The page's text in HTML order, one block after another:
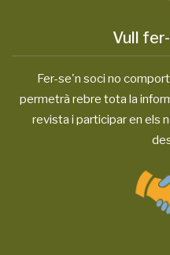
Vull
Fer-se'n soci no
permetrà rebre tota la
revista i participar en els